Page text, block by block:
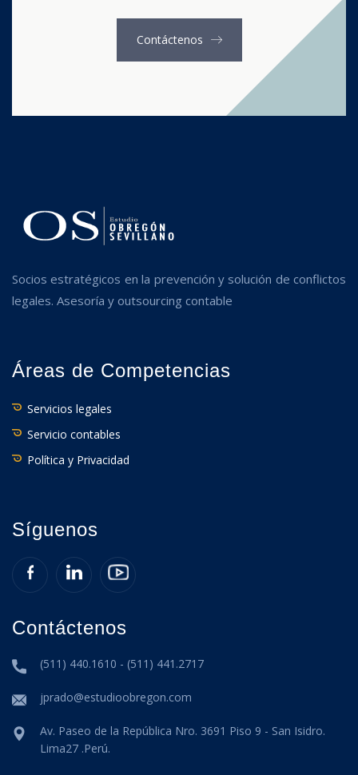
Contáctenos
Socios estratégicos en la prevención y solución de conflictos
legales. Asesoría y outsourcing contable
Áreas de Competencias
Servicios legales
Servicio contables
Política y Privacidad
Síguenos
Contáctenos
(511) 440.1610 - (511) 441.2717
jprado@estudioobregon.com
Av. Paseo de la República Nro. 3691 Piso 9 - San Isidro.
Lima27 .Perú.